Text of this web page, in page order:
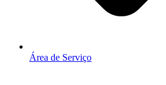
Área de Serviço